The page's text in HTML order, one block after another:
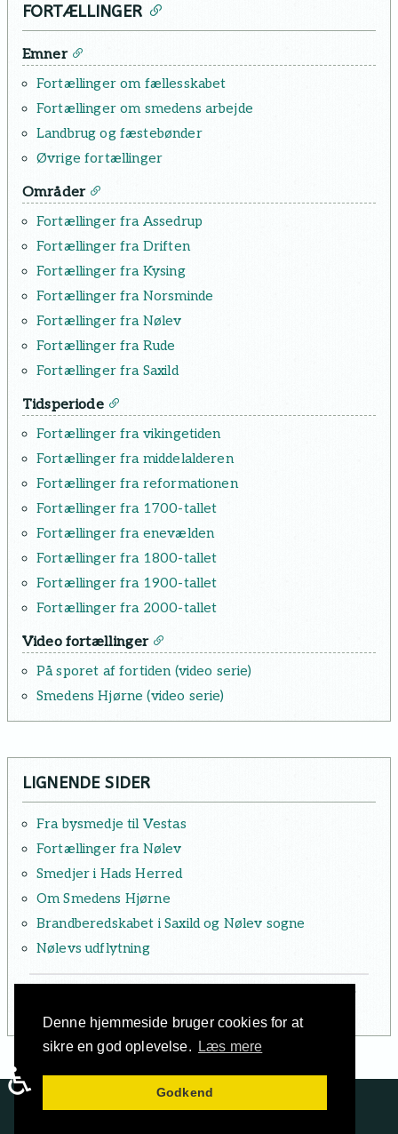
Denne hjemmeside bruger cookies for at
sikre en god oplevelse.
Læs mere
Godkend
FORTÆLLINGER
Emner
Fortællinger om fællesskabet
Fortællinger om smedens arbejde
Landbrug og fæstebønder
Øvrige fortællinger
Områder
Fortællinger fra Assedrup
Fortællinger fra Driften
Fortællinger fra Kysing
Fortællinger fra Norsminde
Fortællinger fra Nølev
Fortællinger fra Rude
Fortællinger fra Saxild
Tidsperiode
Fortællinger fra vikingetiden
Fortællinger fra middelalderen
Fortællinger fra reformationen
Fortællinger fra 1700-tallet
Fortællinger fra enevælden
Fortællinger fra 1800-tallet
Fortællinger fra 1900-tallet
Fortællinger fra 2000-tallet
Video fortællinger
På sporet af fortiden (video serie)
Smedens Hjørne (video serie)
LIGNENDE SIDER
Fra bysmedje til Vestas
Fortællinger fra Nølev
Smedjer i Hads Herred
Om Smedens Hjørne
Brandberedskabet i Saxild og Nølev sogne
Nølevs udflytning
Leksikon.